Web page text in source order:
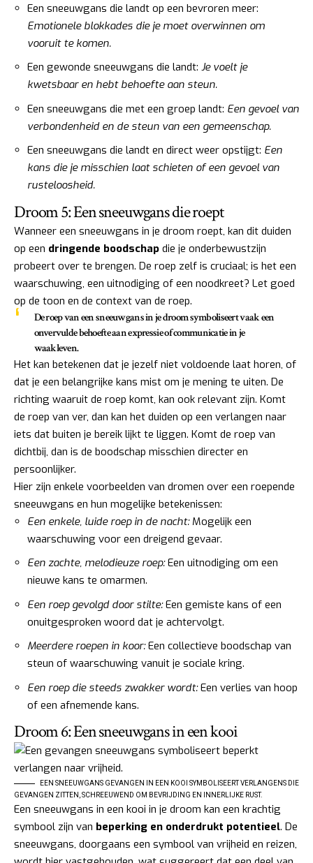
Een sneeuwgans die landt op een bevroren meer:
Emotionele blokkades die je moet overwinnen om
vooruit te komen.
Een gewonde sneeuwgans die landt: Je voelt je
kwetsbaar en hebt behoefte aan steun.
Een sneeuwgans die met een groep landt: Een gevoel van
verbondenheid en de steun van een gemeenschap.
Een sneeuwgans die landt en direct weer opstijgt: Een
kans die je misschien laat schieten of een gevoel van
rusteloosheid.
Droom 5: Een sneeuwgans die roept
Wanneer een sneeuwgans in je droom roept, kan dit duiden
op een dringende boodschap die je onderbewustzijn
probeert over te brengen. De roep zelf is cruciaal; is het een
waarschuwing, een uitnodiging of een noodkreet? Let goed
op de toon en de context van de roep.
De roep van een sneeuwgans in je droom symboliseert vaak een
onvervulde behoefte aan expressieof communicatie in je
waakleven.
Het kan betekenen dat je jezelf niet voldoende laat horen, of
dat je een belangrijke kans mist om je mening te uiten. De
richting waaruit de roep komt, kan ook relevant zijn. Komt
de roep van ver, dan kan het duiden op een verlangen naar
iets dat buiten je bereik lijkt te liggen. Komt de roep van
dichtbij, dan is de boodschap misschien directer en
persoonlijker.
Hier zijn enkele voorbeelden van dromen over een roepende
sneeuwgans en hun mogelijke betekenissen:
Een enkele, luide roep in de nacht:Mogelijk een
waarschuwing voor een dreigend gevaar.
Een zachte, melodieuze roep:Een uitnodiging om een
nieuwe kans te omarmen.
Een roep gevolgd door stilte:Een gemiste kans of een
onuitgesproken woord dat je achtervolgt.
Meerdere roepen in koor:Een collectieve boodschap van
steun of waarschuwing vanuit je sociale kring.
Een roep die steeds zwakker wordt:Een verlies van hoop
of een afnemende kans.
Droom 6: Een sneeuwgans in een kooi
EEN SNEEUWGANS GEVANGEN IN EEN KOOI SYMBOLISEERT VERLANGENS DIE
GEVANGEN ZITTEN, SCHREEUWEND OM BEVRIJDING EN INNERLIJKE RUST.
Een sneeuwgans in een kooi in je droom kan een krachtig
symbool zijn van beperking en onderdrukt potentieel. De
sneeuwgans, doorgaans een symbool van vrijheid en reizen,